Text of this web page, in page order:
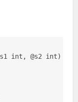
int, @s2 int)